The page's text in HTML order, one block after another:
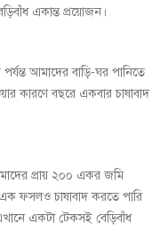
একান্ত প্রয়োজন।
আমাদের বাড়ি-ঘর পানিতে
কারণে বছরে একবার চাষাবাদ
প্রায় ২০০ একর জমি
ফসলও চাষাবাদ করতে পারি
একটা টেকসই বেড়িবাঁধ